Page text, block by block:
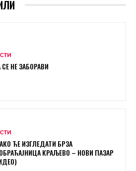
НЕ ЗАБОРАВИ
ЋЕ ИЗГЛЕДАТИ БРЗА
КРАЉЕВО – НОВИ ПАЗАР